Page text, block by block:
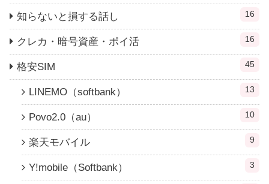
知らないと損する話し 16
クレカ・暗号資産・ポイ活 16
格安SIM 45
LINEMO（softbank） 13
Povo2.0（au） 10
楽天モバイル 9
Y!mobile（Softbank） 3